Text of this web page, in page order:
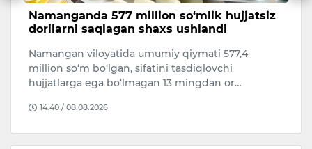
Namanganda 577 million so‘mlik hujjatsiz
dorilarni saqlagan shaxs ushlandi
Namangan viloyatida umumiy qiymati 577,4
million so‘m bo‘lgan, sifatini tasdiqlovchi
hujjatlarga ega bo‘lmagan 13 mingdan or…
14:40 / 08.08.2026